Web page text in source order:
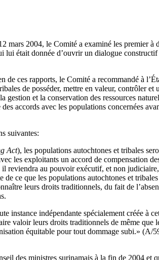
mars 2004, le Comité a examiné les premier à
lui était donnée d’ouvrir un dialogue constructif
de ces rapports, le Comité a recommandé à
de posséder, mettre en valeur, contrôler et
et la conservation des ressources
accords avec les populations concernées
suivantes:
Act), les populations autochtones et tribales
les exploitants un accord de compensation
il reviendra au pouvoir exécutif, et non judiciaire,
ce que les populations autochtones et
leurs droits traditionnels, du fait de
instance indépendante spécialement créée à
valoir leurs droits traditionnels de même que
équitable pour tout dommage subi.» (A/
des ministres surinamais à la fin de 2004 et